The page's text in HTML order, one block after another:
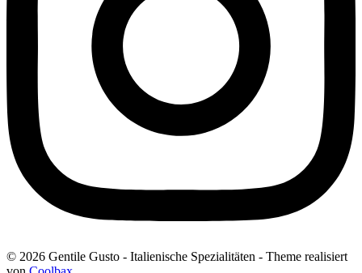
© 2026 Gentile Gusto - Italienische Spezialitäten - Theme realisiert